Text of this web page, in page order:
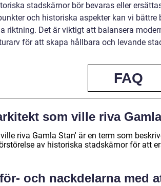
stadskärnor bör bevaras eller
och historiska aspekter kan vi bättre
riktning. Det är viktigt att balansera
för att skapa hållbara och levande
FAQ
som ville riva
riva Gamla Stan' är en term som
av historiska stadskärnor för att
och nackdelarna med